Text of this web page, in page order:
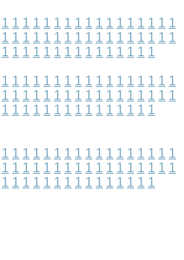
1 1 1 1 1 1 1 1 1 1 1 1 1 1 1 1 1
1 1 1 1 1 1 1 1 1 1 1 1 1 1 1 1 1
1 1 1 1 1 1 1 1 1 1 1 1 1 1 1
1 1 1 1 1 1 1 1 1 1 1 1 1 1 1 1 1
1 1 1 1 1 1 1 1 1 1 1 1 1 1 1 1 1
1 1 1 1 1 1 1 1 1 1 1 1 1 1 1
1 1 1 1 1 1 1 1 1 1 1 1 1 1 1 1 1
1 1 1 1 1 1 1 1 1 1 1 1 1 1 1 1 1
1 1 1 1 1 1 1 1 1 1 1 1 1 1 1